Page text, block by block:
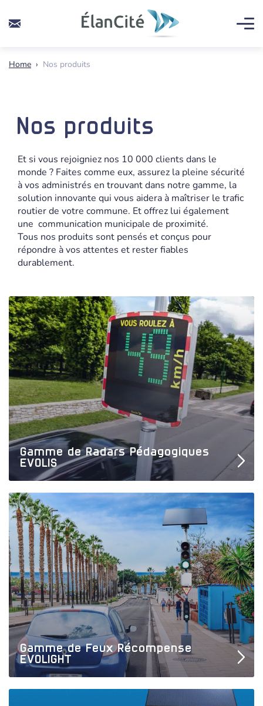
Home › Nos produits
Nos produits
Et si vous rejoigniez nos 10 000 clients dans le
monde ? Faites comme eux, assurez la pleine sécurité
à vos administrés en trouvant dans notre gamme, la
solution innovante qui vous aidera à maîtriser le trafic
routier de votre commune. Et offrez lui également
une communication municipale de proximité.
Tous nos produits sont pensés et conçus pour
répondre à vos attentes et rester fiables
durablement.
Gamme de Radars Pédagogiques
EVOLIS
Gamme de Feux Récompense
EVOLIGHT